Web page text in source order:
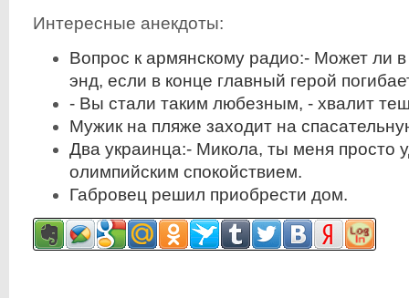
Интересные анекдоты:
Вопрос к армянскому радио:- Может ли
энд, если в конце главный герой
- Вы стали таким любезным, - хвалит
Мужик на пляже заходит на
Два укpаинца:- Микола, ты меня пpосто
олимпийским спокойствием.
Габровец решил приобрести дом.